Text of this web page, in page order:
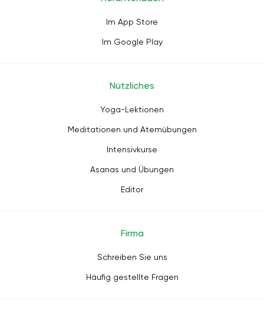
Im App Store
Im Google Play
Nützliches
Yoga-Lektionen
Meditationen und Atemübungen
Intensivkurse
Asanas und Übungen
Editor
Firma
Schreiben Sie uns
Häufig gestellte Fragen